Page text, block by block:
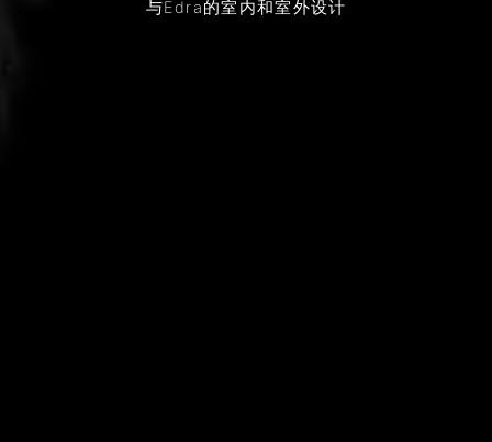
与Edra的室内和室外设计